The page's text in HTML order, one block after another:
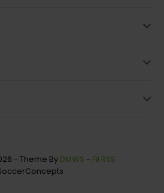
- Theme By DMWS - Fil RSS